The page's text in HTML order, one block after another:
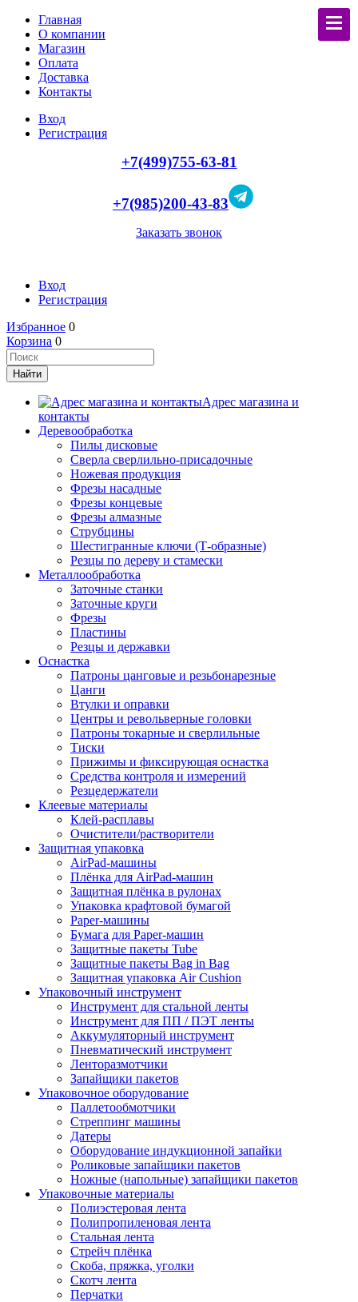
Главная
О компании
Магазин
Оплата
Доставка
Контакты
Вход
Регистрация
+7(499)755-63-81
+7(985)200-43-83
Заказать звонок
Вход
Регистрация
Избранное 0
Корзина 0
Адрес магазина и
контакты
Деревообработка
Пилы дисковые
Сверла сверлильно-присадочные
Ножевая продукция
Фрезы насадные
Фрезы концевые
Фрезы алмазные
Струбцины
Шестигранные ключи (Т-образные)
Резцы по дереву и стамески
Металлообработка
Заточные станки
Заточные круги
Фрезы
Пластины
Резцы и державки
Оснастка
Патроны цанговые и резьбонарезные
Цанги
Втулки и оправки
Центры и револьверные головки
Патроны токарные и сверлильные
Тиски
Прижимы и фиксирующая оснастка
Средства контроля и измерений
Резцедержатели
Клеевые материалы
Клей-расплавы
Очистители/растворители
Защитная упаковка
AirPad-машины
Плёнка для AirPad-машин
Защитная плёнка в рулонах
Упаковка крафтовой бумагой
Paper-машины
Бумага для Paper-машин
Защитные пакеты Tube
Защитные пакеты Bag in Bag
Защитная упаковка Air Cushion
Упаковочный инструмент
Инструмент для стальной ленты
Инструмент для ПП / ПЭТ ленты
Аккумуляторный инструмент
Пневматический инструмент
Ленторазмотчики
Запайщики пакетов
Упаковочное оборудование
Паллетообмотчики
Стреппинг машины
Датеры
Оборудование индукционной запайки
Роликовые запайщики пакетов
Ножные (напольные) запайщики пакетов
Упаковочные материалы
Полиэстеровая лента
Полипропиленовая лента
Стальная лента
Стрейч плёнка
Скоба, пряжка, уголки
Скотч лента
Перчатки